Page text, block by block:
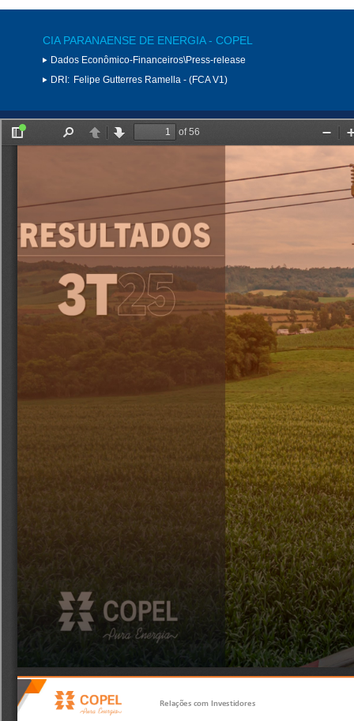
CIA PARANAENSE DE ENERGIA - COPEL
Dados Econômico-Financeiros\Press-release
DRI: Felipe Gutterres Ramella - (FCA V1)